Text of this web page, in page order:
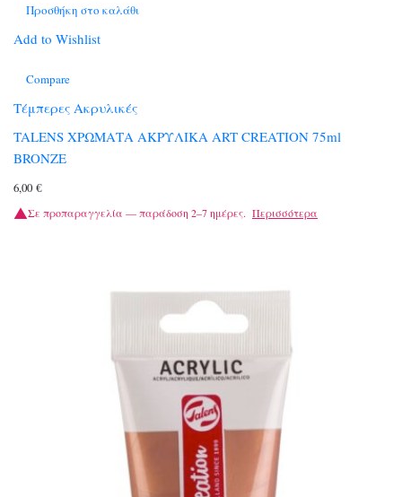
Προσθήκη στο καλάθι
Add to Wishlist
Compare
Τέμπερες Ακρυλικές
TALENS ΧΡΩΜΑΤΑ ΑΚΡΥΛΙΚΑ ART CREATION 75ml
BRONZE
6,00 €
Σε προπαραγγελία — παράδοση 2–7 ημέρες. Περισσότερα